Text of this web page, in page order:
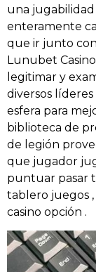
una
enteramente
que ir junto
Lunubet
legitimar y
diversos
esfera para
biblioteca de
de legión
que jugador
puntuar pasar
tablero juegos
casino opción .